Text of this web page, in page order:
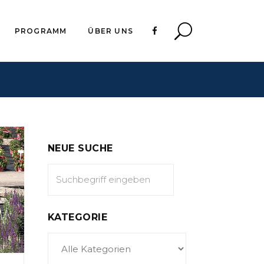
PROGRAMM ÜBER UNS
NEUE SUCHE
KATEGORIE